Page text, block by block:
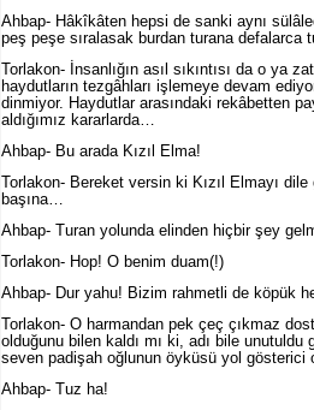
Ahbap- Hâkîkâten hepsi de sanki aynı
peş peşe sıralasak burdan turana defalarca
Torlakon- İnsanlığın asıl sıkıntısı da o ya
haydutların tezgâhları işlemeye devam
dinmiyor. Haydutlar arasındaki rekâbetten
aldığımız kararlarda…
Ahbap- Bu arada Kızıl Elma!
Torlakon- Bereket versin ki Kızıl Elmayı
başına…
Ahbap- Turan yolunda elinden hiçbir şey
Torlakon- Hop! O benim duam(!)
Ahbap- Dur yahu! Bizim rahmetli de köpük
Torlakon- O harmandan pek çeç çıkmaz
olduğunu bilen kaldı mı ki, adı bile
seven padişah oğlunun öyküsü yol gösterici
Ahbap- Tuz ha!